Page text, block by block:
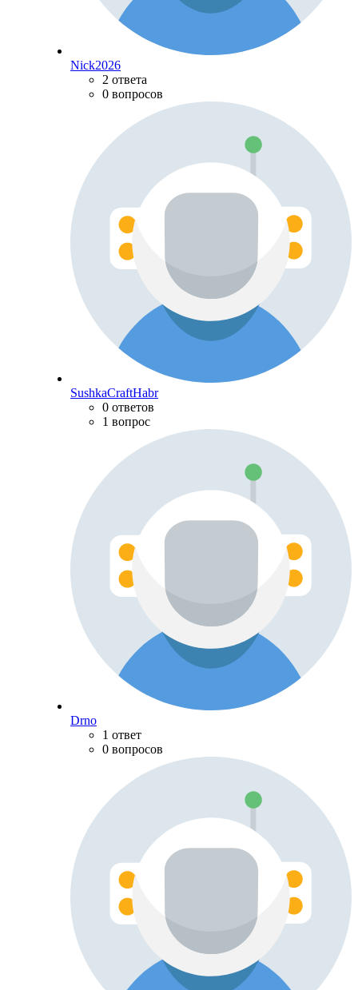
Nick2026
2 ответа
0 вопросов
SushkaCraftHabr
0 ответов
1 вопрос
Drno
1 ответ
0 вопросов